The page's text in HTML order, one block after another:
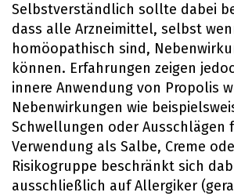
Selbstverständlich sollte dabei
dass alle Arzneimittel, selbst
homöopathisch sind,
können. Erfahrungen zeigen
innere Anwendung von Propolis
Nebenwirkungen wie
Schwellungen oder Ausschlägen
Verwendung als Salbe, Creme
Risikogruppe beschränkt sich
ausschließlich auf Allergiker